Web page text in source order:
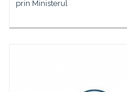
prin Ministerul